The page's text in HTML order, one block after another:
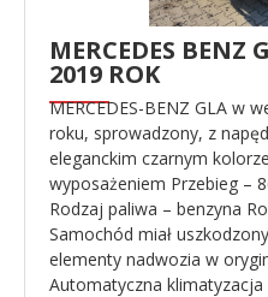
MERCEDES BENZ
2019 ROK
MERCEDES-BENZ GLA w
roku, sprowadzony, z
eleganckim czarnym
wyposażeniem Przebieg –
Rodzaj paliwa – benzyna
Samochód miał
elementy nadwozia w
Automatyczna